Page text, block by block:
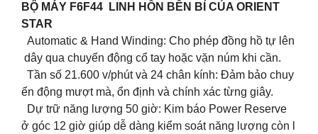
BỘ MÁY F6F44 LINH HỒN BỀN BỈ CỦA ORIENT
STAR
Automatic & Hand Winding: Cho phép đồng hồ tự lên
dây qua chuyển động cổ tay hoặc vặn núm khi cần.
Tần số 21.600 v/phút và 24 chân kính: Đảm bảo chuy
ển động mượt mà, ổn định và chính xác từng giây.
Dự trữ năng lượng 50 giờ: Kim báo Power Reserve
ở góc 12 giờ giúp dễ dàng kiểm soát năng lượng còn l